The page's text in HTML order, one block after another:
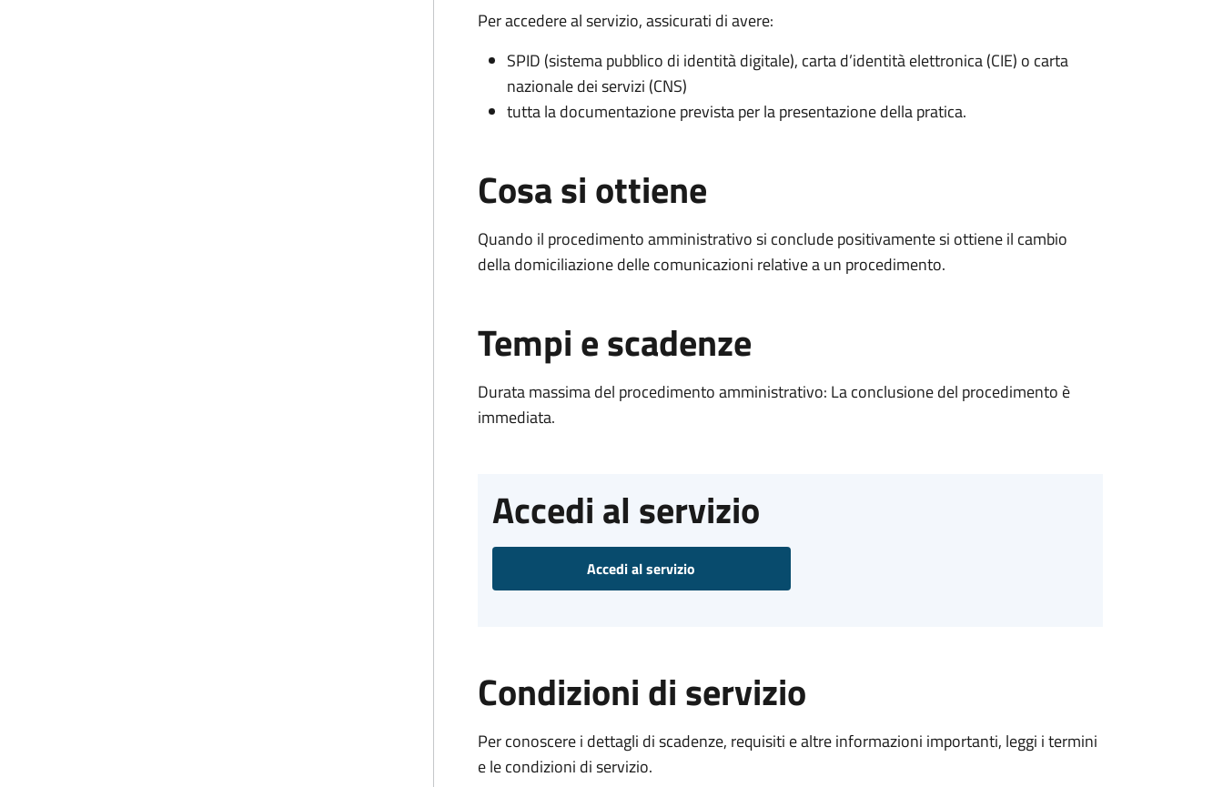
Per accedere al servizio, assicurati di avere:
SPID (sistema pubblico di identità digitale), carta d’identità elettronica (CIE) o carta
nazionale dei servizi (CNS)
tutta la documentazione prevista per la presentazione della pratica.
Cosa si ottiene
Quando il procedimento amministrativo si conclude positivamente si ottiene il cambio
della domiciliazione delle comunicazioni relative a un procedimento.
Tempi e scadenze
Durata massima del procedimento amministrativo: La conclusione del procedimento è
immediata.
Accedi al servizio
Accedi al servizio
Condizioni di servizio
Per conoscere i dettagli di scadenze, requisiti e altre informazioni importanti, leggi i termini
e le condizioni di servizio.